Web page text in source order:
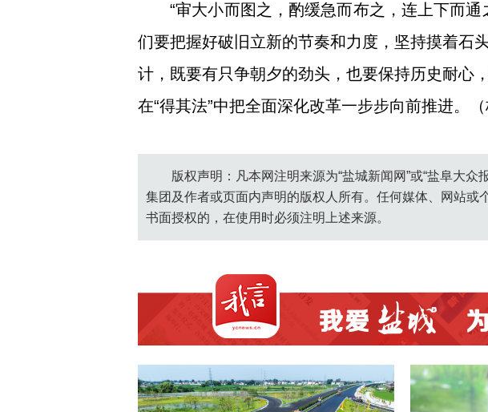
“审大小而图之，酌缓急而布之，连上下而
们要把握好破旧立新的节奏和力度，坚持摸着石
计，既要有只争朝夕的劲头，也要保持历史耐心
在“得其法”中把全面深化改革一步步向前推进。（
版权声明：凡本网注明来源为“盐城新闻网”或“盐阜大
集团及作者或页面内声明的版权人所有。任何媒体、网站
书面授权的，在使用时必须注明上述来源。